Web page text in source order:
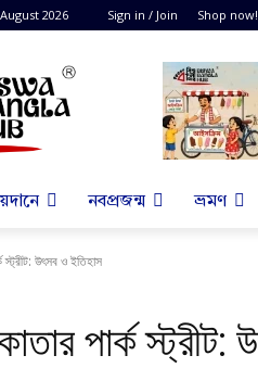
2026 Sign in / Join Shop now!
নবপ্রজন্ম ভ্রমণ
স্ট্রীট: উৎসব ও ইতিহাস
পার্ক